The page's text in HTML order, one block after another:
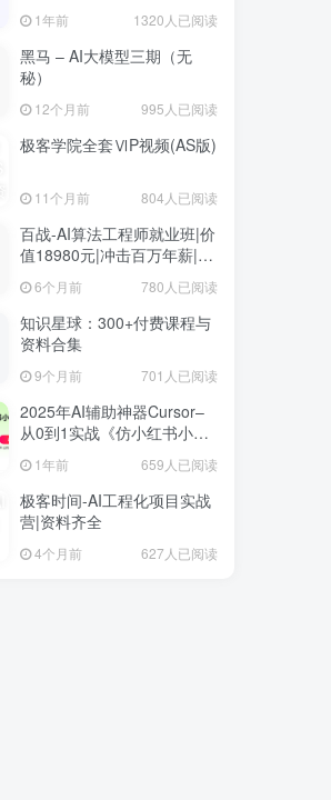
1年前 1320人已阅读
黑马 – AI大模型三期（无
秘）
12个月前 995人已阅读
极客学院全套ⅥP视频(AS版)
11个月前 804人已阅读
百战-AI算法工程师就业班|价
值18980元|冲击百万年薪|完
结无秘
6个月前 780人已阅读
知识星球：300+付费课程与
资料合集
9个月前 701人已阅读
2025年AI辅助神器Cursor–
从0到1实战《仿小红书小程
序》1年前 659人已阅读
极客时间-AI工程化项目实战
营|资料齐全
4个月前 627人已阅读